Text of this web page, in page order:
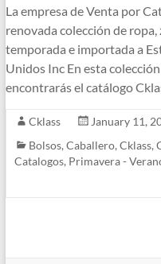
La empresa de Venta por
renovada colección de
temporada e importada a
Unidos Inc En esta
encontrarás el catálogo
Cklass
January 11,
Bolsos, Caballero, Cklass,
Catalogos, Primavera -